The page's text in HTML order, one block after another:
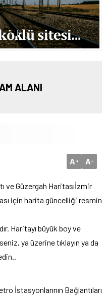
ALANI
A+ A-
ve Güzergah Haritasıİzmir
için harita güncelliği resmin
Haritayı büyük boy ve
ya üzerine tıklayın ya da
İstasyonlarının Bağlantıları